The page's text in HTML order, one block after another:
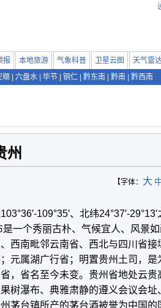
报 本地旅游 气象科普 卫星云图 天气雷
顺 六盘水 毕节 铜仁 黔东南 黔南 黔西南
州
【字体： 大
109°35′、北纬24°37′-29°13′
是一个秀丽古朴、气候宜人、风景
西南毗邻云南省、西北与四川省接
元属湖广行省；明置贵州土司，是
，省名至今未变。贵州省地处云贵
树瀑布、典雅肃静的遵义会议会址
茅台镇所产的茅台酒被誉为中国的